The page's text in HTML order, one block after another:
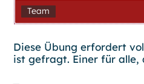
Team
Diese Übung erfordert
ist gefragt. Einer für alle,